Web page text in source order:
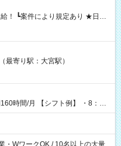
の日に現金GET♪ お仕事後はコ
す！ 【試用期間】試
最寄り駅：大宮駅）
ト例】 ・8：00
・WワークOK / 10名以上の大量